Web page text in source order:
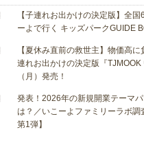
【子連れお出かけの決定版】全
ーよで行く キッズパークGUIDE
【夏休み直前の救世主】物価高
連れお出かけの決定版『
（月）発売！
発表！2026年の新規開業テーマ
は？／いこーよファミリーラボ
第1弾】